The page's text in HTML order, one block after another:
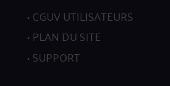
CGUV UTILISATEURS
PLAN DU SITE
SUPPORT